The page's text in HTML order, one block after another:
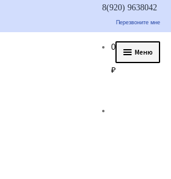
8(920) 9638042
Перезвоните мне
Меню
0
₽